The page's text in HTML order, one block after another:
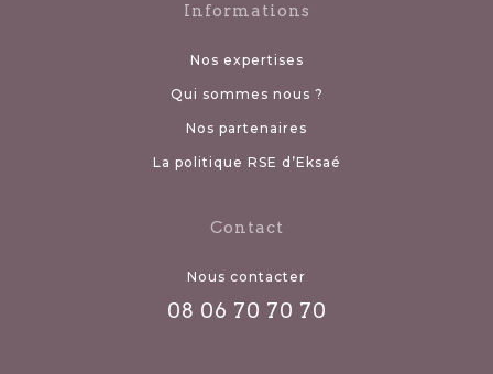
Informations
Nos expertises
Qui sommes nous ?
Nos partenaires
La politique RSE d’Eksaé
Contact
Nous contacter
08 06 70 70 70